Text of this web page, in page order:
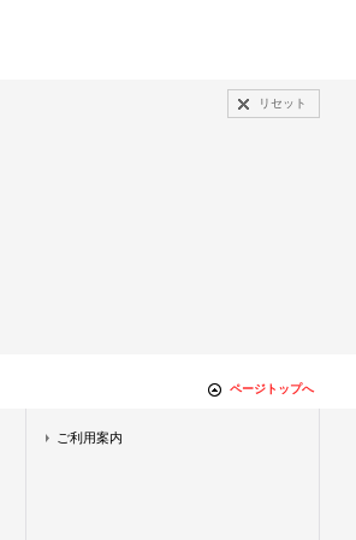
リセット
ページトップへ
ご利用案内